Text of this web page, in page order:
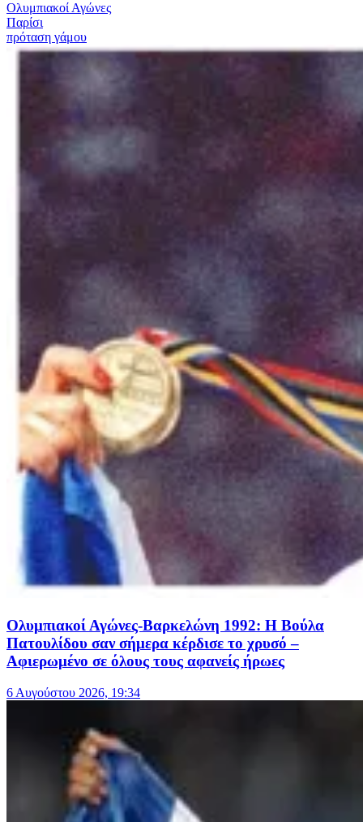
Ολυμπιακοί Αγώνες
Παρίσι
πρόταση γάμου
Ολυμπιακοί Αγώνες-Βαρκελώνη 1992: Η Βούλα
Πατουλίδου σαν σήμερα κέρδισε το χρυσό –
Αφιερωμένο σε όλους τους αφανείς ήρωες
6 Αυγούστου 2026, 19:34